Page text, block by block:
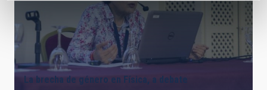
La brecha de género en Física, a debate